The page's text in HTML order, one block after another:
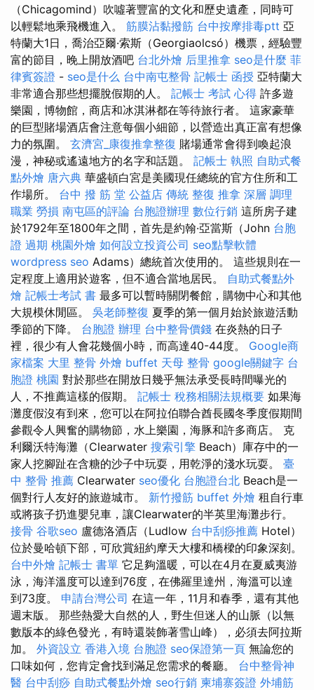
（Chicagomind）吹噓著豐富的文化和歷史遺產，同時可
以輕鬆地乘飛機進入。 筋膜沾黏撥筋 台中按摩排毒ptt 亞
特蘭大1日，喬治亞爾·索斯（Georgiaolcsó）機票，經驗豐
富的節目，晚上開放酒吧 台北外燴 后里推拿 seo是什麼 菲
律賓簽證 - seo是什么 台中南屯整骨 記帳士 函授 亞特蘭大
非常適合那些想擺脫假期的人。 記帳士 考試 心得 許多遊
樂園，博物館，商店和冰淇淋都在等待旅行者。 這家豪華
的巨型賭場酒店會注意每個小細節，以營造出真正富有想像
力的氛圍。 玄濟宮_康復推拿整復 賭場通常會得到喚起浪
漫，神秘或遙遠地方的名字和話題。 記帳士 執照 自助式餐
點外燴 唐六典 華盛頓白宮是美國現任總統的官方住所和工
作場所。 台中 撥 筋 堂 公益店 傳統 整復 推拿 深層 調理
職業 勞損 南屯區的評論 台胞證辦理 數位行銷 這所房子建
於1792年至1800年之間，首先是約翰·亞當斯（John 台胞
證 過期 桃園外燴 如何設立投資公司 seo點擊軟體
wordpress seo Adams）總統首次使用的。 這些規則在一
定程度上適用於遊客，但不適合當地居民。 自助式餐點外
燴 記帳士考試 書 最多可以暫時關閉餐館，購物中心和其他
大規模休閒區。 吳老師整復 夏季的第一個月始於旅遊活動
季節的下降。 台胞證 辦理 台中整骨價錢 在炎熱的日子
裡，很少有人會花幾個小時，而高達40-44度。 Google商
家檔案 大里 整骨 外燴 buffet 天母 整骨 google關鍵字 台
胞證 桃園 對於那些在開放日幾乎無法承受長時間曝光的
人，不推薦這樣的假期。 記帳士 稅務相關法規概要 如果海
灘度假沒有到來，您可以在阿拉伯聯合酋長國冬季度假期間
參觀令人興奮的購物節，水上樂園，海豚和許多商店。 克
利爾沃特海灘（Clearwater 搜索引擎 Beach）庫存中的一
家人挖腳趾在含糖的沙子中玩耍，用乾淨的淺水玩耍。 臺
中 整骨 推薦 Clearwater seo優化 台胞證台北 Beach是一
個對行人友好的旅遊城市。 新竹撥筋 buffet 外燴 租自行車
或將孩子扔進嬰兒車，讓Clearwater的半英里海灘步行。
接骨 谷歌seo 盧德洛酒店（Ludlow 台中刮痧推薦 Hotel）
位於曼哈頓下部，可欣賞紐約摩天大樓和橋樑的印象深刻。
台中外燴 記帳士 書單 它足夠溫暖，可以在4月在夏威夷游
泳，海洋溫度可以達到76度，在佛羅里達州，海溫可以達
到73度。 申請台灣公司 在這一年，11月和春季，還有其他
週末版。 那些熱愛大自然的人，野生但迷人的山脈（以無
數版本的綠色發光，有時還裝飾著雪山峰），必須去阿拉斯
加。 外資設立 香港入境 台胞證 seo保證第一頁 無論您的
口味如何，您肯定會找到滿足您需求的餐廳。 台中整骨神
醫 台中刮痧 自助式餐點外燴 seo行銷 柬埔寨簽證 外埔筋